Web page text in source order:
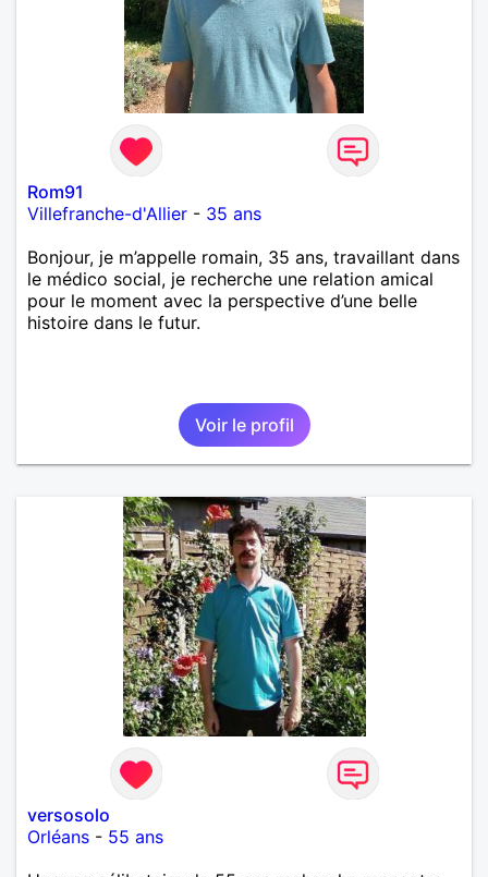
j’aime me trahit une fois, il n’y aura pas de seconde
chance et je l’effacerai à « vitam eternam ».
Néanmoins, je suis un tout petit peu maniaque ainsi
qu’impatient. J’essaye de faire des efforts. Rien de
bien dramatique ! Du moins je le pense……Je suis un
homme facile à vivre. À vous si vous le souhaitez,
d’apprendre à me connaître davantage. J’en serai
ravi….A très bientôt je l’espère.
Rom91
Villefranche-d'Allier - 35 ans
Bonjour, je m’appelle romain, 35 ans, travaillant dans
le médico social, je recherche une relation amical
pour le moment avec la perspective d’une belle
histoire dans le futur.
Voir le profil
versosolo
Orléans - 55 ans